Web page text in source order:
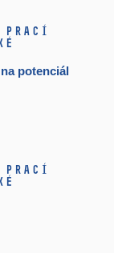
prací
potenciál
prací